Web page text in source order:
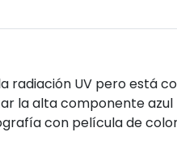
radiación UV pero está
la alta componente
con película de